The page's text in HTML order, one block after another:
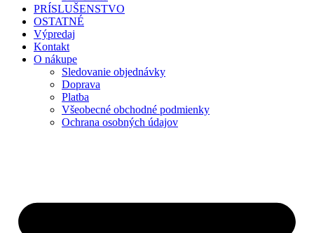
PRÍSLUŠENSTVO
OSTATNÉ
Výpredaj
Kontakt
O nákupe
Sledovanie objednávky
Doprava
Platba
Všeobecné obchodné podmienky
Ochrana osobných údajov